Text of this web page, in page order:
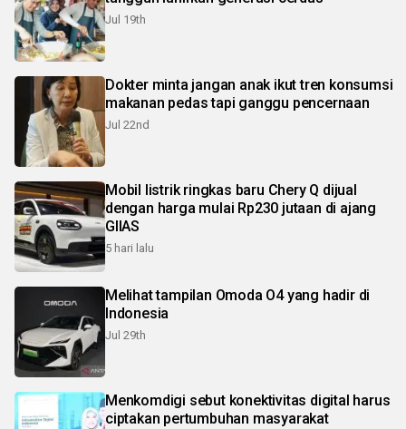
Jul 19th
Dokter minta jangan anak ikut tren konsumsi
makanan pedas tapi ganggu pencernaan
Jul 22nd
Mobil listrik ringkas baru Chery Q dijual
dengan harga mulai Rp230 jutaan di ajang
GIIAS
5 hari lalu
Melihat tampilan Omoda O4 yang hadir di
Indonesia
Jul 29th
Menkomdigi sebut konektivitas digital harus
ciptakan pertumbuhan masyarakat